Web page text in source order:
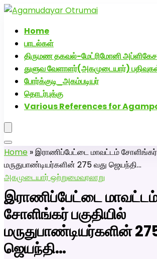
Home
பாடல்கள்
திருமண தகவல்-மேட்ரிமோனி
துளுவ வேளாளர்(அகமுடையார்)
போர்க்குடி_அகம்படியர்
தொடர்புக்கு
Various References for
Home »இராணிப்பேட்டை மாவட்டம் சோளிங்கர்
மருதுபாண்டியர்களின் 275 வது ஜெயந்தி…
அகமுடையார் ஒற்றுமைவரலாறு
இராணிப்பேட்டை
சோளிங்கர் பகுதியில்
மருதுபாண்டியர்களின்
ஜெயந்தி…
அகமுடையார் திருமண வரன்களுக்கு